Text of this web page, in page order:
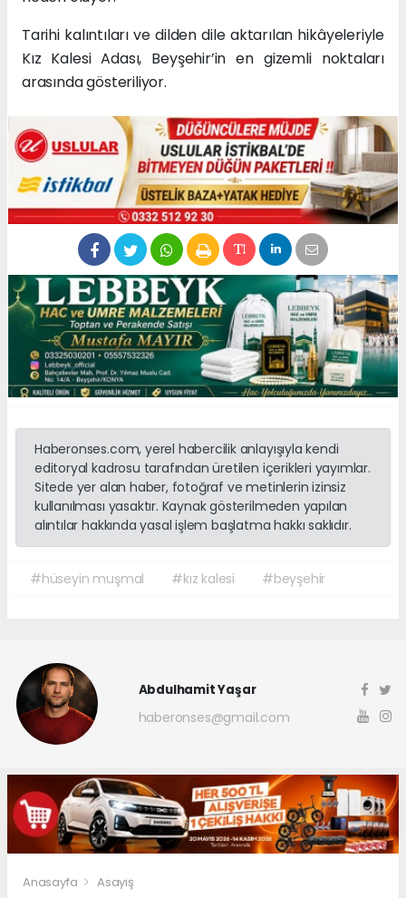
Tarihi kalıntıları ve dilden dile aktarılan hikâyeleriyle
Kız Kalesi Adası, Beyşehir’in en gizemli noktaları
arasında gösteriliyor.
Haberonses.com, yerel habercilik anlayışıyla kendi
editoryal kadrosu tarafından üretilen içerikleri yayımlar.
Sitede yer alan haber, fotoğraf ve metinlerin izinsiz
kullanılması yasaktır. Kaynak gösterilmeden yapılan
alıntılar hakkında yasal işlem başlatma hakkı saklıdır.
#hüseyin muşmal #kız kalesi #beyşehir
Abdulhamit Yaşar
haberonses@gmail.com
Anasayfa Asayiş